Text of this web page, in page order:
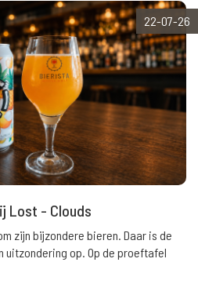
22-07-26
Lost - Clouds
zijn bijzondere bieren. Daar is de
uitzondering op. Op de proeftafel